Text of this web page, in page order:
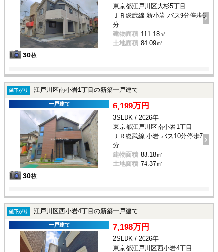
30枚
東京都江戸川区大杉5丁目
ＪＲ総武線 新小岩 バス9分停歩6
分
建物面積 111.18㎡
土地面積 84.09㎡
値下がり 江戸川区南小岩1丁目の新築一戸建て
一戸建て
30枚
6,199万円
3SLDK / 2026年
東京都江戸川区南小岩1丁目
ＪＲ総武線 小岩 バス10分停歩7
分
建物面積 88.18㎡
土地面積 74.37㎡
値下がり 江戸川区西小岩4丁目の新築一戸建て
一戸建て 7,198万円
2SLDK / 2026年
東京都江戸川区西小岩4丁目